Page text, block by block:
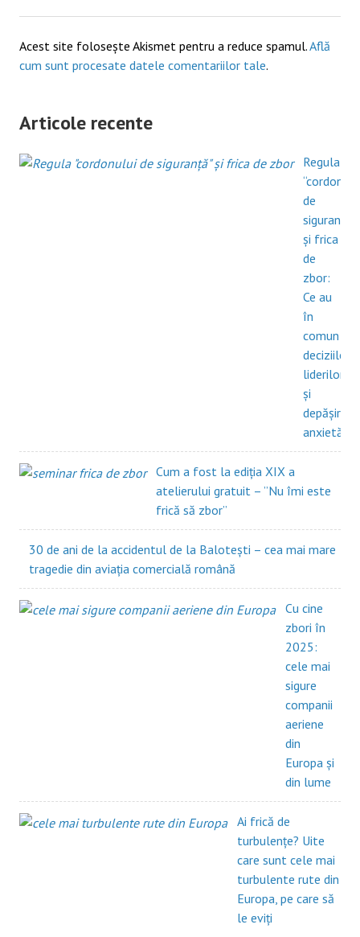
Acest site folosește Akismet pentru a reduce spamul.Află
cum sunt procesate datele comentariilor tale.
Articole recente
Regula
de
siguranță”
și frica
de
zbor:
Ce au
în
comun
deciziile
liderilor
și
depășirea
anxietății?
Cum a fost la ediția XIX a
atelierului gratuit – ”Nu îmi este
frică să zbor”
30 de ani de la accidentul de la Balotești – cea mai mare
tragedie din aviația comercială română
Cu cine
zbori în
2025:
cele mai
sigure
companii
aeriene
din
Europa și
din lume
Ai frică de
turbulențe? Uite
care sunt cele mai
turbulente rute din
Europa, pe care să
le eviți